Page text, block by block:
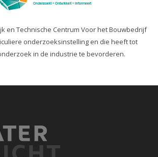
en Technische Centrum Voor het Bouwbedrijf
onderzoeksinstelling en die heeft tot
in de industrie te bevorderen.